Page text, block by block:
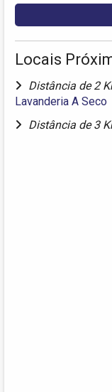
Locais
Distância de 2
Lavanderia A Seco
Distância de 3